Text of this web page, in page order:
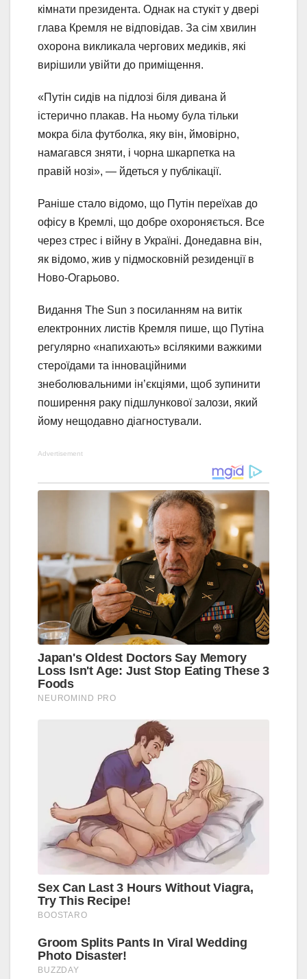
кімнати президента. Однак на стукіт у двері
глава Кремля не відповідав. За сім хвилин
охорона викликала чергових медиків, які
вирішили увійти до приміщення.
«Путін сидів на підлозі біля дивана й
істерично плакав. На ньому була тільки
мокра біла футболка, яку він, ймовірно,
намагався зняти, і чорна шкарпетка на
правій нозі», — йдеться у публікації.
Раніше стало відомо, що Путін переїхав до
офісу в Кремлі, що добре охороняється. Все
через стрес i війну в Україні. Донедавна він,
як відомо, жив у підмосковній резиденції в
Ново-Огарьово.
Видання The Sun з посиланням на витік
електронних листів Кремля пише, що Путіна
регулярно «напихають» всілякими важкими
стероїдами та інноваційними
знеболювальними ін’єкціями, щоб зупинити
поширення раку підшлункової залози, який
йому нещодавно діагностували.
Advertisement